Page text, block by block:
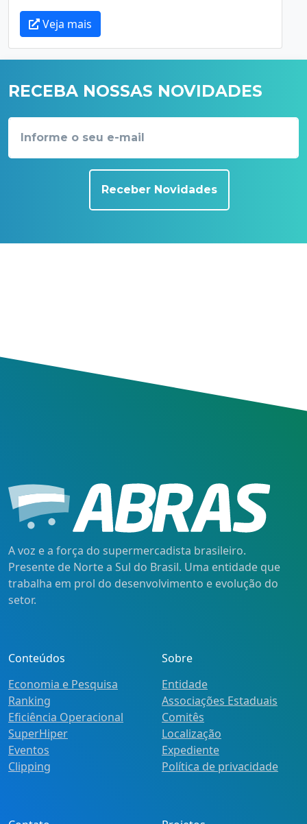
Veja mais
RECEBA NOSSAS NOVIDADES
Receber Novidades
A voz e a força do supermercadista brasileiro.
Presente de Norte a Sul do Brasil. Uma entidade que
trabalha em prol do desenvolvimento e evolução do
setor.
Conteúdos
Economia e Pesquisa
Ranking
Eficiência Operacional
SuperHiper
Eventos
Clipping
Sobre
Entidade
Associações Estaduais
Comitês
Localização
Expediente
Política de privacidade